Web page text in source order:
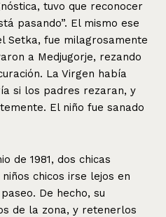
tuvo que reconocer
pasando”. El mismo ese
Setka, fue milagrosamente
a Medjugorje, rezando
La Virgen había
si los padres rezaran, y
El niño fue sanado
de 1981, dos chicas
chicos irse lejos en
De hecho, su
de la zona, y retenerlos